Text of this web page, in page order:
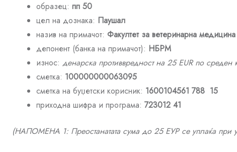
образец: пп 50
цел на дознака: Паушал
назив на примачот: Факултет за ветеринарна
депонент (банка на примачот): НБРМ
износ: денарска противвредност на 25EUR по среден
сметка: 100000000063095
сметка на буџетски корисник: 1600104561 788 15
приходна шифра и програма: 723012 41
(НАПОМЕНА 1: Преостанатата сума до25ЕУР се уплаќа при